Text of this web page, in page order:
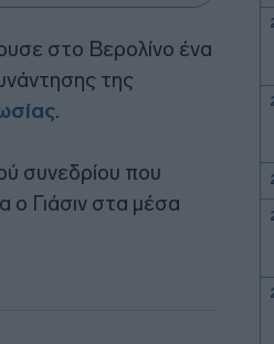
στο Βερολίνο ένα
της
.
συνεδρίου που
ο Γιάσιν στα μέσα